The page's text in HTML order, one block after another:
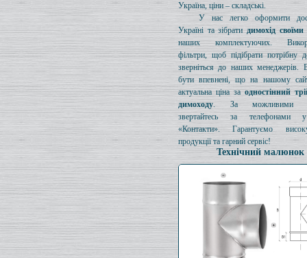
Україна, ціни – складські.
У нас легко оформити
Україні та зібратидимохід
наших комплектуючих.
фільтри, щоб підібрати потрібну
зверніться до наших менеджерів.
бути впевнені, що на нашому
актуальна ціна заодностінний
димоходу. За можливими
звертайтесь за телефонами
«Контакти». Гарантуємо
продукції та гарний сервіс!
Технічний малюнок